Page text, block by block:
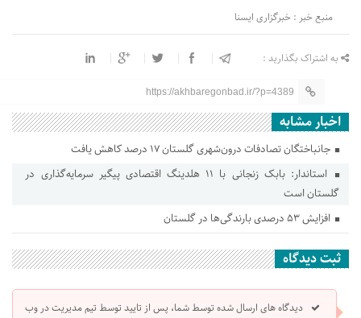
منبع خبر : خبرگزاری ایسنا
به اشتراک بگذارید :
https://akhbaregonbad.ir/?p=4389
اخبار مشابه
جانباختگان تصادفات درون‌شهری گلستان ۱۷ درصد کاهش یافت
استاندار: بابک زنجانی با ۱۱ هلدینگ اقتصادی پیگیر سرمایه‌گذاری در
گلستان است
افزایش ۵۳ درصدی بارندگی‌ها در گلستان
ثبت دیدگاه
دیدگاه های ارسال شده توسط شما، پس از تایید توسط تیم مدیریت در وب